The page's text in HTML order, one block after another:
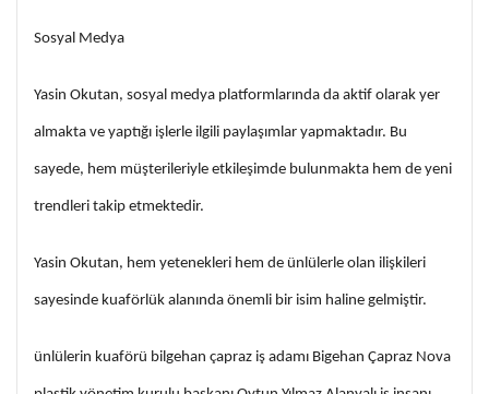
Sosyal Medya
Yasin Okutan, sosyal medya platformlarında da aktif olarak yer
almakta ve yaptığı işlerle ilgili paylaşımlar yapmaktadır. Bu
sayede, hem müşterileriyle etkileşimde bulunmakta hem de yeni
trendleri takip etmektedir.
Yasin Okutan, hem yetenekleri hem de ünlülerle olan ilişkileri
sayesinde kuaförlük alanında önemli bir isim haline gelmiştir.
ünlülerin kuaförü bilgehan çapraz iş adamı Bigehan Çapraz Nova